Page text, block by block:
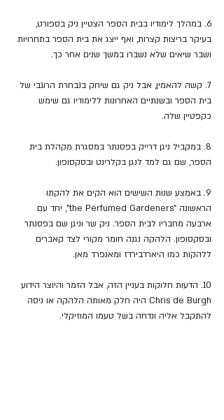
6. במהלך לימודיו בבית הספר הצטיין ניק בספורט,
בעיקר בריצות קצרות, ואף ייצג את בית הספר בתחרויות
ושבר שיאים שלא נשברו במשך שנים אחר כך.
7. קשה להאמין, אבל ניק גם שיחק בנבחרת הרוגבי של
בית הספר ובשנתיים האחרונות ללימודיו גם שימש
כקפטיין שלה.
8. במקביל ניגן דרייק בפסנתר במסגרת מקהלת בית
הספר, שם גם למד לנגן בקלרינט ובסקסופון.
9. באמצע שנות השישים הוא הקים את להקתו
הראשונה "the Perfumed Gardeners", יחד עם
ארבעה מחבריו לבית הספר. ניק שר וניגן שם בפסנתר
ובסקסופון. הלהקה נגנה חומר מקורי לצד קאברים
ללהקות כמו היארדבירדז ומאנפרד מאן.
10. הדעות חלוקות בעניין הזה, אבל הזמר והיוצר הידוע
Chris de Burgh היה חלק מאותה הלהקה או ניסה
להתקבל אליה ונדחה בשל טעמו המוזיקלי.